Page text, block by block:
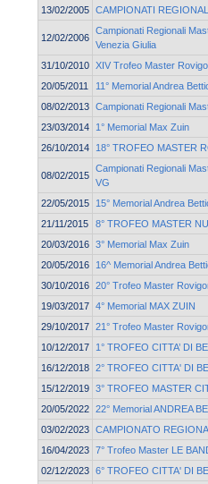
13/02/2005 CAMPIONATI
12/02/2006
Campionati Regionali
Venezia Giulia
31/10/2010 XIV Trofeo Master
20/05/2011
11° Memorial Andrea
08/02/2013 Campionati Regionali
23/03/2014
1° Memorial Max Zuin
26/10/2014
18° TROFEO MASTER
08/02/2015
Campionati Regionali
VG
22/05/2015
15° Memorial Andrea
21/11/2015
8° TROFEO MASTER
20/03/2016 3° Memorial Max Zuin
20/05/2016
16^ Memorial Andrea
30/10/2016 20° Trofeo Master
19/03/2017 4° Memorial MAX ZUIN
29/10/2017 21° Trofeo Master
10/12/2017
1° TROFEO CITTA’ DI
16/12/2018 2° TROFEO CITTA' DI
15/12/2019 3° TROFEO MASTER
20/05/2022 22° Memorial ANDREA
03/02/2023 CAMPIONATO
16/04/2023 7° Trofeo Master LE
02/12/2023 6° TROFEO CITTA' DI